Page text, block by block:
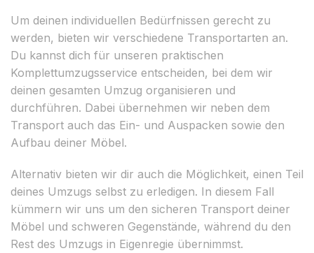
Um deinen individuellen Bedürfnissen gerecht zu
werden, bieten wir verschiedene Transportarten an.
Du kannst dich für unseren praktischen
Komplettumzugsservice entscheiden, bei dem wir
deinen gesamten Umzug organisieren und
durchführen. Dabei übernehmen wir neben dem
Transport auch das Ein- und Auspacken sowie den
Aufbau deiner Möbel.
Alternativ bieten wir dir auch die Möglichkeit, einen Teil
deines Umzugs selbst zu erledigen. In diesem Fall
kümmern wir uns um den sicheren Transport deiner
Möbel und schweren Gegenstände, während du den
Rest des Umzugs in Eigenregie übernimmst.